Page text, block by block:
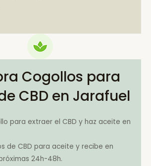
Cogollos para
CBD en Jarafuel
para extraer el CBD y haz aceite en
de CBD para aceite y recibe en
24h-48h.